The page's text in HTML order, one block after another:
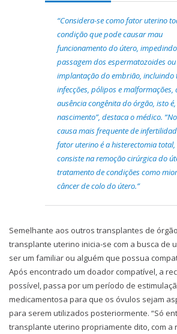
“Considera-se como fator uterino
condição que pode causar mau
funcionamento do útero,
passagem dos espermatozoides
implantação do embrião, incluindo
infecções, pólipos e malformações,
ausência congênita do órgão, isto
nascimento”, destaca o médico.
causa mais frequente de
fator uterino é a histerectomia total,
consiste na remoção cirúrgica do
tratamento de condições como
câncer de colo do útero.”
Semelhante aos outros transplantes de
transplante uterino inicia-se com a busca de
ser um familiar ou alguém que possua
Após encontrado um doador compatível, a
possível, passa por um período de
medicamentosa para que os óvulos sejam
para serem utilizados posteriormente. “Só
transplante uterino propriamente dito, com a